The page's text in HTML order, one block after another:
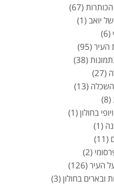
(67)
יואב (1)
(6)
העיר(95)
(38)
(27)
(13)
(8)
בחולון(1)
(1)
(11)
(2)
העיר(126)
ובארים בחולון(3)